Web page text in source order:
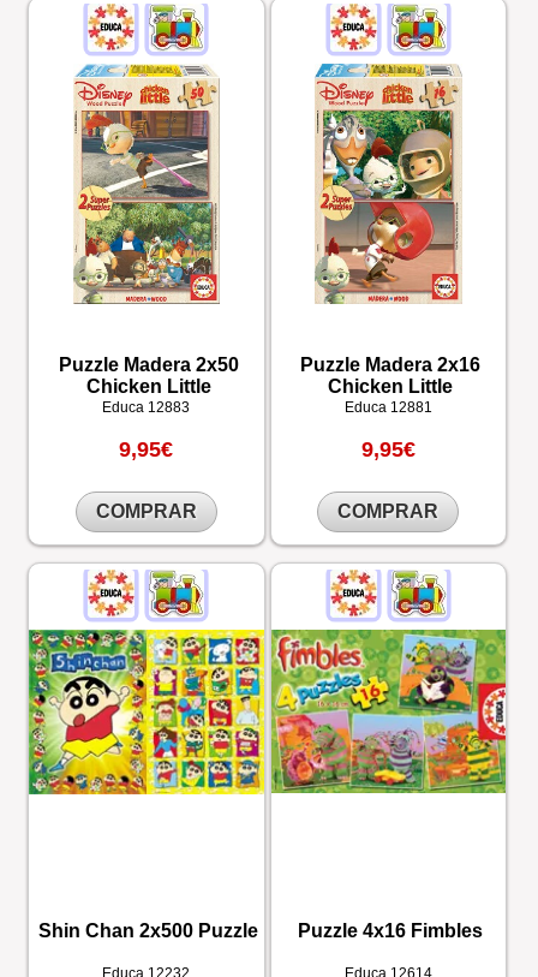
Puzzle Madera 2x50
Chicken Little
Educa 12883
9,95€
COMPRAR
Puzzle Madera 2x16
Chicken Little
Educa 12881
9,95€
COMPRAR
Shin Chan 2x500 Puzzle
Educa 12232
Puzzle 4x16 Fimbles
Educa 12614